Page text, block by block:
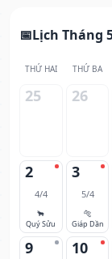
Lịch Tháng
THỨ HAI THỨ BA
25 26
2
4/4
🐂
Quý Sửu
3
5/4
🐅
Giáp Dần
9 10